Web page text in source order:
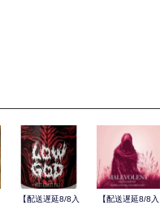
【配送遅延8/8入
【配送遅延8/8入